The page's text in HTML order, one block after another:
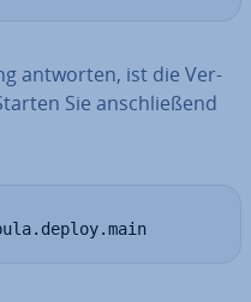
antworten, ist die Ver­
Sie an­schlie­ßend